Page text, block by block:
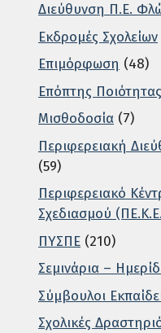
Διεύθυνση Π.Ε.
Εκδρομές Σχολείων
Επιμόρφωση (48)
Επόπτης Ποιότητας
Μισθοδοσία (7)
Περιφερειακή
(59)
Περιφερειακό
Σχεδιασμού
ΠΥΣΠΕ (210)
Σεμινάρια –
Σύμβουλοι
Σχολικές